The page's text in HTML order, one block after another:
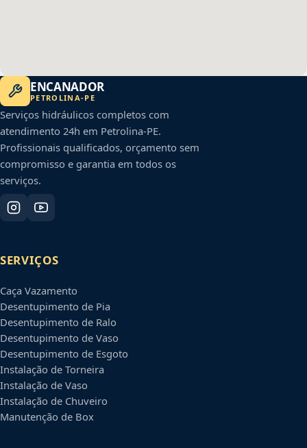
ENCANADOR
PETROLINA-PE
Serviços hidráulicos completos com
atendimento 24h em Petrolina-PE.
Profissionais qualificados, orçamento sem
compromisso e garantia em todos os
serviços.
SERVIÇOS
Caça Vazamento
Desentupimento de Pia
Desentupimento de Ralo
Desentupimento de Vaso
Desentupimento de Esgoto
Instalação de Torneira
Instalação de Vaso
Instalação de Chuveiro
Manutenção de Box